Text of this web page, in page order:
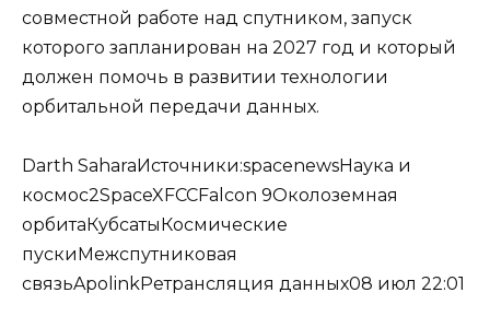
совместной работе над спутником, запуск
которого запланирован на 2027 год и который
должен помочь в развитии технологии
орбитальной передачи данных.
Darth Sahara Источники:spacenewsНаука и
космос2SpaceX FCCFalcon 9Околоземная
орбита Кубсаты Космические
пуски Межспутниковая
связьApolinkРетрансляция данных08 июл 22:01